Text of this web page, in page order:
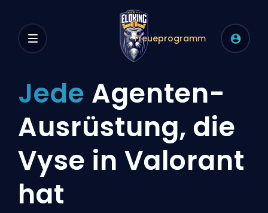
Treueprogramm
Jede Agenten-
Ausrüstung, die
Vyse in Valorant
hat